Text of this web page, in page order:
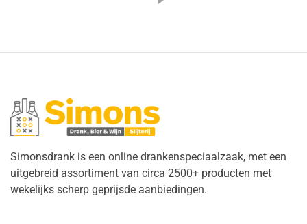
Simonsdrank is een online drankenspeciaalzaak, met een
uitgebreid assortiment van circa 2500+ producten met
wekelijks scherp geprijsde aanbiedingen.